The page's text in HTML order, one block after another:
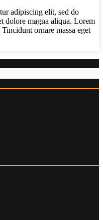
adipiscing elit, sed do
dolore magna aliqua. Lorem
ornare massa eget